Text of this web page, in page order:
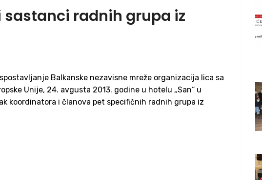
sastanci radnih grupa iz
Balkanske nezavisne mreže organizacija lica sa
Unije, 24. avgusta 2013. godine u hotelu „San“ u
koordinatora i članova pet specifičnih radnih grupa iz